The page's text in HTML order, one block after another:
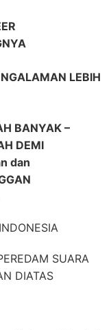
LEBIH
BANYAK –
DEMI
dan
SUARA
DIATAS